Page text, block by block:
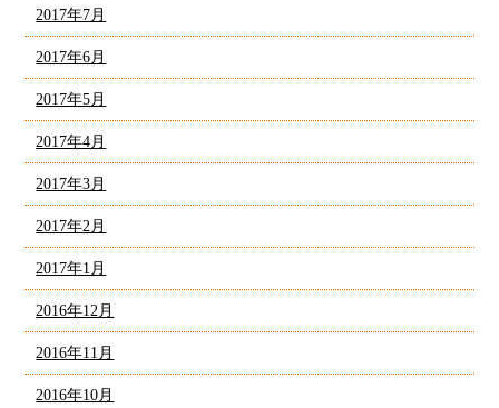
2017年7月
2017年6月
2017年5月
2017年4月
2017年3月
2017年2月
2017年1月
2016年12月
2016年11月
2016年10月